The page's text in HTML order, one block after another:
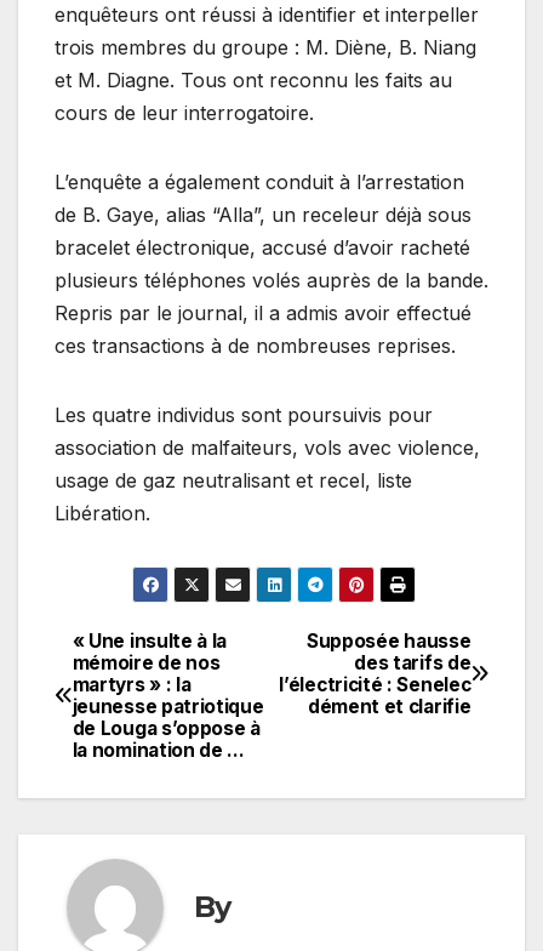
enquêteurs ont réussi à identifier et interpeller
trois membres du groupe : M. Diène, B. Niang
et M. Diagne. Tous ont reconnu les faits au
cours de leur interrogatoire.
L’enquête a également conduit à l’arrestation
de B. Gaye, alias “Alla”, un receleur déjà sous
bracelet électronique, accusé d’avoir racheté
plusieurs téléphones volés auprès de la bande.
Repris par le journal, il a admis avoir effectué
ces transactions à de nombreuses reprises.
Les quatre individus sont poursuivis pour
association de malfaiteurs, vols avec violence,
usage de gaz neutralisant et recel, liste
Libération.
Navigation
de
l’article
Supposée hausse
des tarifs de
l’électricité : Senelec
dément et clarifie
« Une insulte à la
mémoire de nos
martyrs » : la
jeunesse patriotique
de Louga s’oppose à
la nomination de …
By